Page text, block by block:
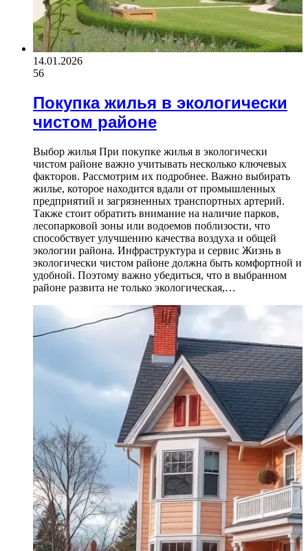
14.01.2026
56
Покупка жилья в экологически
чистом районе
Выбор жилья При покупке жилья в экологически
чистом районе важно учитывать несколько ключевых
факторов. Рассмотрим их подробнее. Важно выбирать
жилье, которое находится вдали от промышленных
предприятий и загрязненных транспортных артерий.
Также стоит обратить внимание на наличие парков,
лесопарковой зоны или водоемов поблизости, что
способствует улучшению качества воздуха и общей
экологии района. Инфраструктура и сервис Жизнь в
экологически чистом районе должна быть комфортной и
удобной. Поэтому важно убедиться, что в выбранном
районе развита не только экологическая,…